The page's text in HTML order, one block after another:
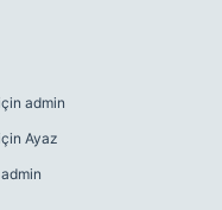
admin
Ayaz
admin